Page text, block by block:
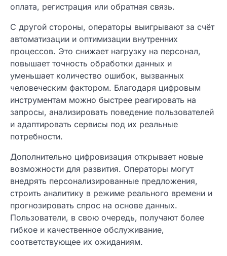
оплата, регистрация или обратная связь.
С другой стороны, операторы выигрывают за счёт
автоматизации и оптимизации внутренних
процессов. Это снижает нагрузку на персонал,
повышает точность обработки данных и
уменьшает количество ошибок, вызванных
человеческим фактором. Благодаря цифровым
инструментам можно быстрее реагировать на
запросы, анализировать поведение пользователей
и адаптировать сервисы под их реальные
потребности.
Дополнительно цифровизация открывает новые
возможности для развития. Операторы могут
внедрять персонализированные предложения,
строить аналитику в режиме реального времени и
прогнозировать спрос на основе данных.
Пользователи, в свою очередь, получают более
гибкое и качественное обслуживание,
соответствующее их ожиданиям.